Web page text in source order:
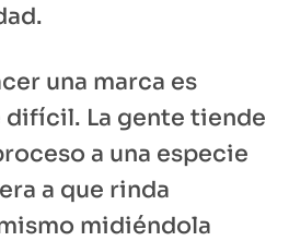
una marca es
difícil. La gente tiende
a una especie
a que rinda
midiéndola